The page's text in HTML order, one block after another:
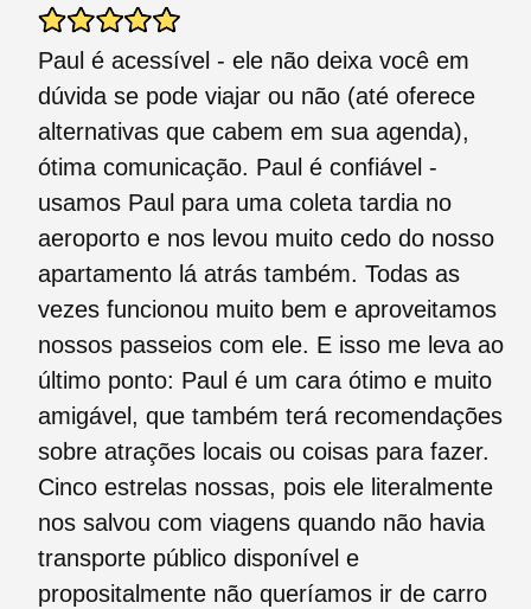
Paul é acessível - ele não deixa você em
dúvida se pode viajar ou não (até oferece
alternativas que cabem em sua agenda),
ótima comunicação. Paul é confiável -
usamos Paul para uma coleta tardia no
aeroporto e nos levou muito cedo do nosso
apartamento lá atrás também. Todas as
vezes funcionou muito bem e aproveitamos
nossos passeios com ele. E isso me leva ao
último ponto: Paul é um cara ótimo e muito
amigável, que também terá recomendações
sobre atrações locais ou coisas para fazer.
Cinco estrelas nossas, pois ele literalmente
nos salvou com viagens quando não havia
transporte público disponível e
propositalmente não queríamos ir de carro